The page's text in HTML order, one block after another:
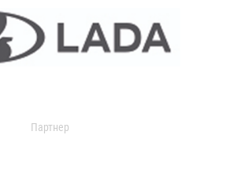
Партнер